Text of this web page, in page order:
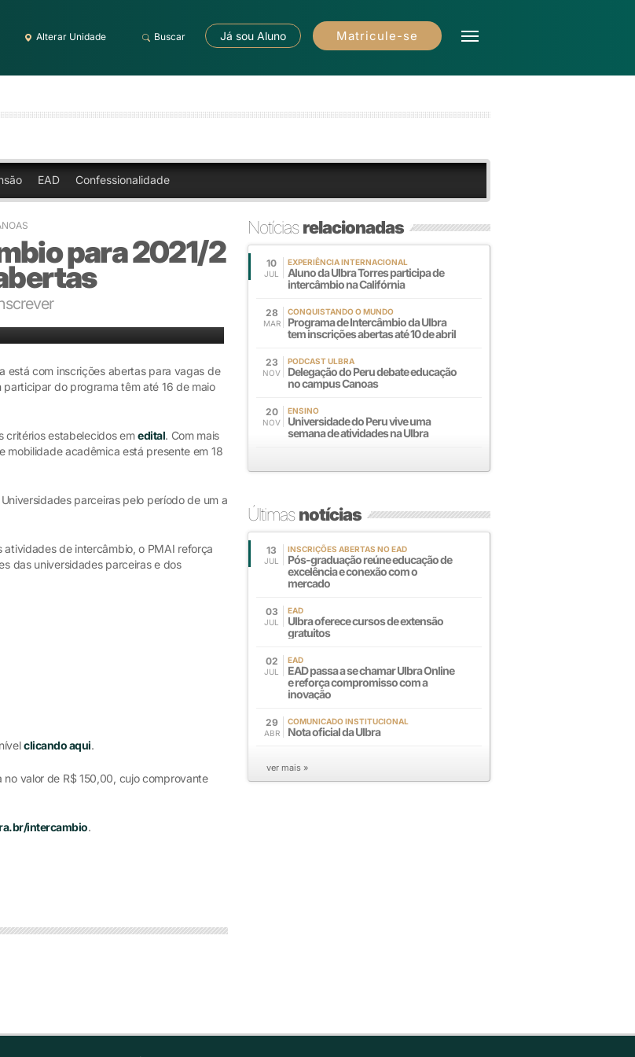
Alterar Unidade Buscar Já sou Aluno Matricule-se
EAD Confessionalidade
para 2021/2
está com inscrições abertas para vagas de
do programa têm até 16 de maio
critérios estabelecidos emedital. Com mais
mobilidade acadêmica está presente em 18
parceiras pelo período de um a
de intercâmbio, o PMAI reforça
das universidades parceiras e dos
clicando aqui.
valor de R$ 150,00, cujo comprovante
intercambio.
Notíciasrelacionadas
10
JUL
EXPERIÊNCIA INTERNACIONAL
Aluno da Ulbra Torres participa de
intercâmbio na Califórnia
28
MAR
CONQUISTANDO O MUNDO
Programa de Intercâmbio da Ulbra
tem inscrições abertas até 10 de abril
23
NOV
PODCAST ULBRA
Delegação do Peru debate educação
no campus Canoas
20
NOV
ENSINO
Universidade do Peru vive uma
semana de atividades na Ulbra
Últimasnotícias
13
JUL
INSCRIÇÕES ABERTAS NO EAD
Pós-graduação reúne educação de
excelência e conexão com o
mercado
03
JUL
EAD
Ulbra oferece cursos de extensão
gratuitos
02
JUL
EAD
EAD passa a se chamar Ulbra Online
e reforça compromisso com a
inovação
29
ABR
COMUNICADO INSTITUCIONAL
Nota oficial da Ulbra
ver mais »